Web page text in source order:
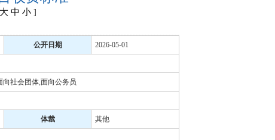
大 中 小]
公开日期 2026-05-01
社会团体,面向公务员
体裁 其他